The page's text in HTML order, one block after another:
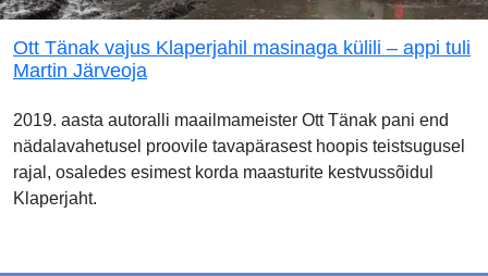
Ott Tänak vajus Klaperjahil masinaga külili – appi tuli
Martin Järveoja
2019. aasta autoralli maailmameister Ott Tänak pani end
nädalavahetusel proovile tavapärasest hoopis teistsugusel
rajal, osaledes esimest korda maasturite kestvussõidul
Klaperjaht.